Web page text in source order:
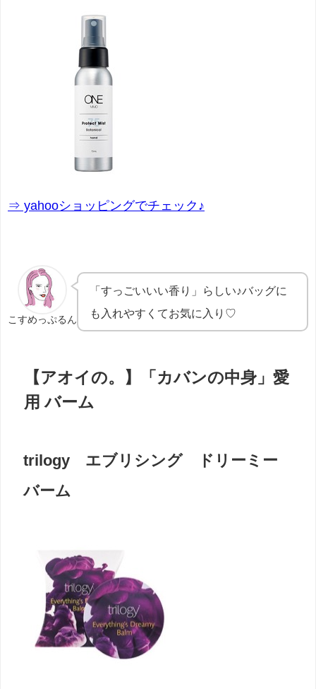
⇒ yahooショッピングでチェック♪
こすめっぷるん
「すっごいいい香り」らしい♪バッグに
も入れやすくてお気に入り♡
【アオイの。】「カバンの中身」愛
用 バーム
trilogy エブリシング ドリーミー
バーム